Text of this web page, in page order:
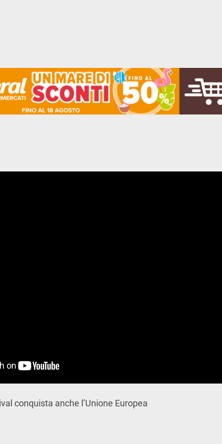
conquista anche l’Unione Europea